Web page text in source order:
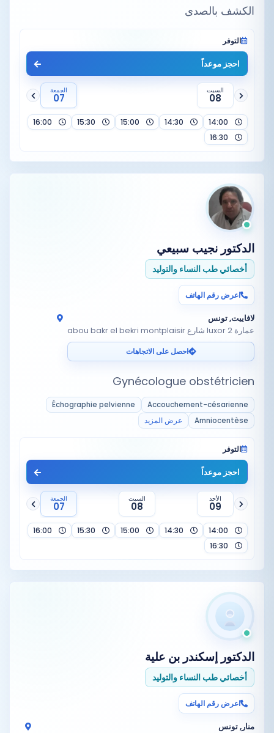
الكشف بالصدی
التوفر
احجز موعداً
السبت
08
الجمعة
07
الدكتور نجيب سبيعي
أخصائي طب النساء والتوليد
اعرض رقم الهاتف
لافاييت, تونس
عمارة luxor 2 شارع abou bakr el bekri montplaisir
احصل على الاتجاهات
Gynécologue obstétricien
Accouchement-césarienne
Échographie pelvienne
Amniocentèse
عرض المزيد
التوفر
احجز موعداً
الأحد
09
السبت
08
الجمعة
07
الدكتور إسكندر بن علية
أخصائي طب النساء والتوليد
اعرض رقم الهاتف
منار, تونس